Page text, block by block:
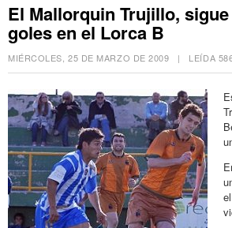
El Mallorquin Trujillo,
goles en el Lorca B
MIÉRCOLES, 25 DE MARZO DE 2009 | LEÍDA